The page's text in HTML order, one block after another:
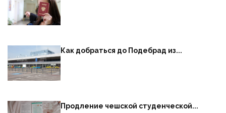
Как добраться до Подебрад из...
Продление чешской студенческой...